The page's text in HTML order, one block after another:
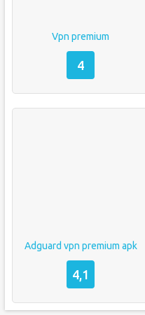
Vpn premium
4
Adguard vpn premium apk
4,1